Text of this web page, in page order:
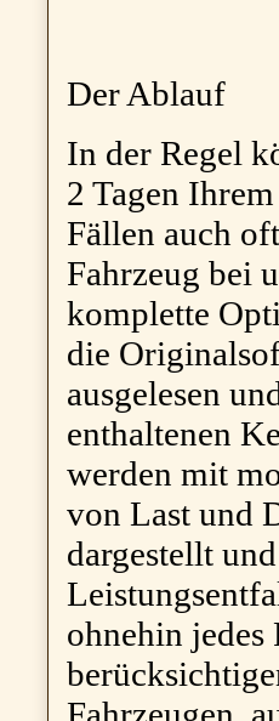
Der Ablauf
In der Regel
2 Tagen
Fällen auch
Fahrzeug bei
komplette
die
ausgelesen
enthaltenen
werden mit
von Last und
dargestellt
ohnehin